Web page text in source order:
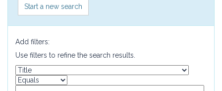
Start a new search
Add filters:
Use filters to refine the search results.